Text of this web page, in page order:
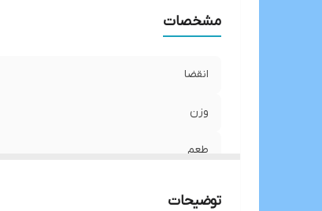
مشخصات
انقضا
وزن
طعم
توضیحات